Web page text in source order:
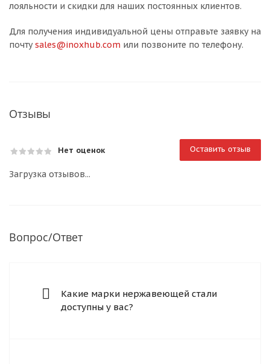
лояльности и скидки для наших постоянных клиентов.
Для получения индивидуальной цены отправьте заявку на
почтуsales@inoxhub.com или позвоните по телефону.
Отзывы
Нет оценок Оставить отзыв
Загрузка отзывов...
Вопрос/Ответ
Какие марки нержавеющей стали
доступны у вас?